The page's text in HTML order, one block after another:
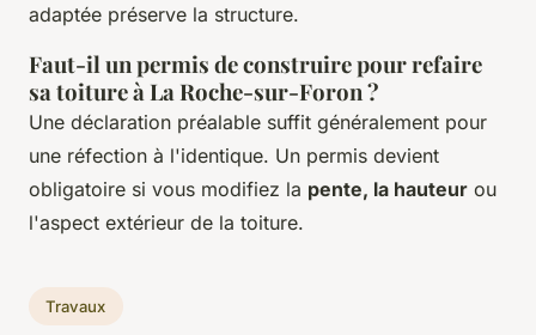
adaptée préserve la structure.
Faut-il un permis de construire pour refaire
sa toiture à La Roche-sur-Foron ?
Une déclaration préalable suffit généralement pour
une réfection à l'identique. Un permis devient
obligatoire si vous modifiez la pente, la hauteur ou
l'aspect extérieur de la toiture.
Travaux